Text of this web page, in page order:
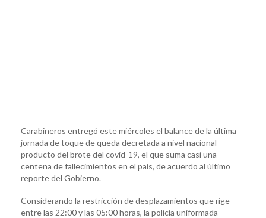
Carabineros entregó este miércoles el balance de la última
jornada de toque de queda decretada a nivel nacional
producto del brote del covid-19, el que suma casi una
centena de fallecimientos en el país, de acuerdo al último
reporte del Gobierno.
Considerando la restricción de desplazamientos que rige
entre las 22:00 y las 05:00 horas, la policía uniformada